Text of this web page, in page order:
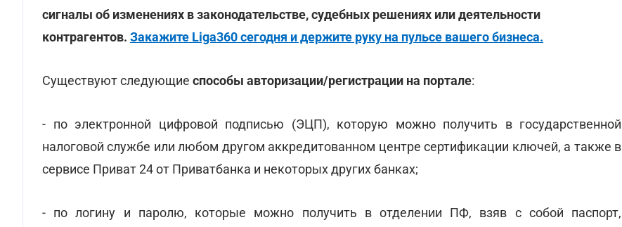
сигналы об изменениях в законодательстве, судебных решениях или деятельности
контрагентов. Закажите Liga360 сегодня и держите руку на пульсе вашего бизнеса.
Существуют следующие способы авторизации/регистрации на портале:
- по электронной цифровой подписью (ЭЦП), которую можно получить в государственной
налоговой службе или любом другом аккредитованном центре сертификации ключей, а также в
сервисе Приват 24 от Приватбанка и некоторых других банках;
- по логину и паролю, которые можно получить в отделении ПФ, взяв с собой паспорт,